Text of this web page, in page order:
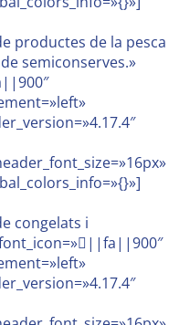
productes de la pesca
semiconserves.»
congelats i
font_icon=»||fa||900″